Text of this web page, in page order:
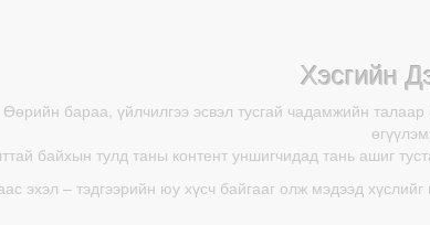
Хэсгийн
Өөрийн бараа, үйлчилгээ эсвэл тусгай чадамжийн талаар
байхын тулд таны контент уншигчидад тань ашиг
эхэл – тэдгээрийн юу хүсч байгааг олж мэдээд хүслийг